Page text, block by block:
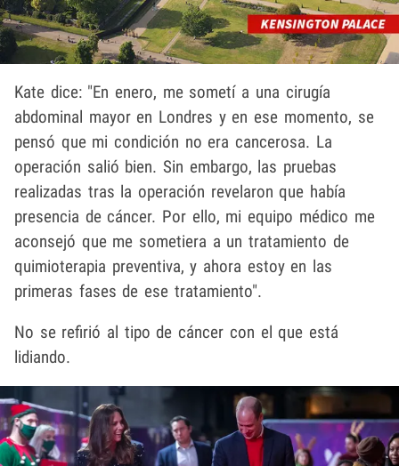
Kate dice: "En enero, me sometí a una cirugía
abdominal mayor en Londres y en ese momento, se
pensó que mi condición no era cancerosa. La
operación salió bien. Sin embargo, las pruebas
realizadas tras la operación revelaron que había
presencia de cáncer. Por ello, mi equipo médico me
aconsejó que me sometiera a un tratamiento de
quimioterapia preventiva, y ahora estoy en las
primeras fases de ese tratamiento".
No se refirió al tipo de cáncer con el que está
lidiando.